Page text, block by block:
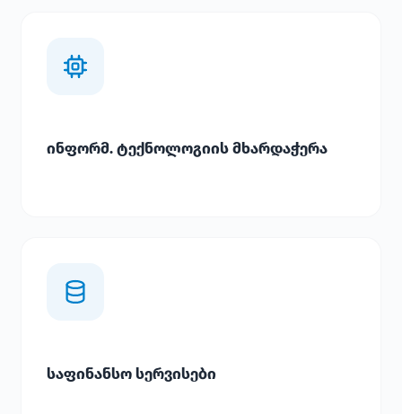
ინფორმ. ტექნოლოგიის მხარდაჭერა
საფინანსო სერვისები